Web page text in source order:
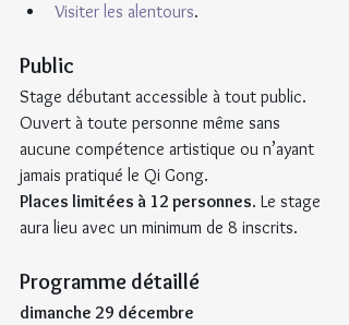
Visiter les alentours.
Public
Stage débutant accessible à tout public.
Ouvert à toute personne même sans
aucune compétence artistique ou n’ayant
jamais pratiqué le Qi Gong.
Places limitées à 12 personnes. Le stage
aura lieu avec un minimum de 8 inscrits.
Programme détaillé
dimanche 29 décembre